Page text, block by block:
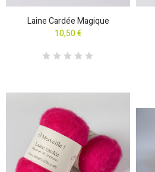
Laine Cardée Magique
10,50 €